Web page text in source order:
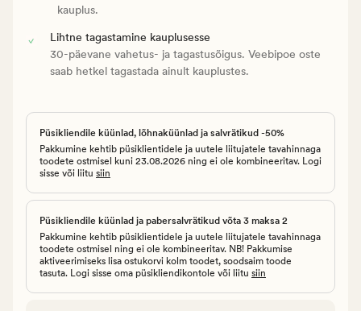
kauplus.
Lihtne tagastamine kauplusesse
30-päevane vahetus- ja tagastusõigus. Veebipoe oste
saab hetkel tagastada ainult kauplustes.
Püsikliendile küünlad, lõhnaküünlad ja salvrätikud -50%
Pakkumine kehtib püsiklientidele ja uutele liitujatele tavahinnaga
toodete ostmisel kuni 23.08.2026 ning ei ole kombineeritav. Logi
sisse või liitu siin
Püsikliendile küünlad ja pabersalvrätikud võta 3 maksa 2
Pakkumine kehtib püsiklientidele ja uutele liitujatele tavahinnaga
toodete ostmisel ning ei ole kombineeritav. NB! Pakkumise
aktiveerimiseks lisa ostukorvi kolm toodet, soodsaim toode
tasuta. Logi sisse oma püsikliendikontole või liitu siin